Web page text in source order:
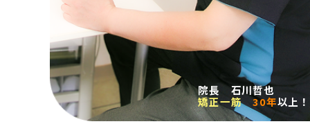
アクセス
お問い合わせ
院長 石川哲也
矯正一筋
30年以上！